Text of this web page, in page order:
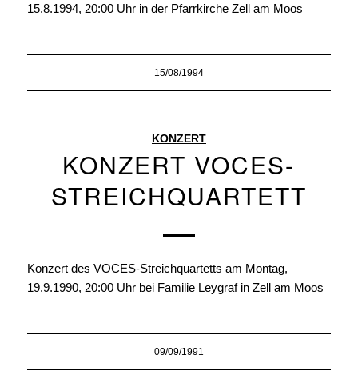
15.8.1994, 20:00 Uhr in der Pfarrkirche Zell am Moos
15/08/1994
KONZERT
KONZERT VOCES-
STREICHQUARTETT
Konzert des VOCES-Streichquartetts am Montag,
19.9.1990, 20:00 Uhr bei Familie Leygraf in Zell am Moos
09/09/1991